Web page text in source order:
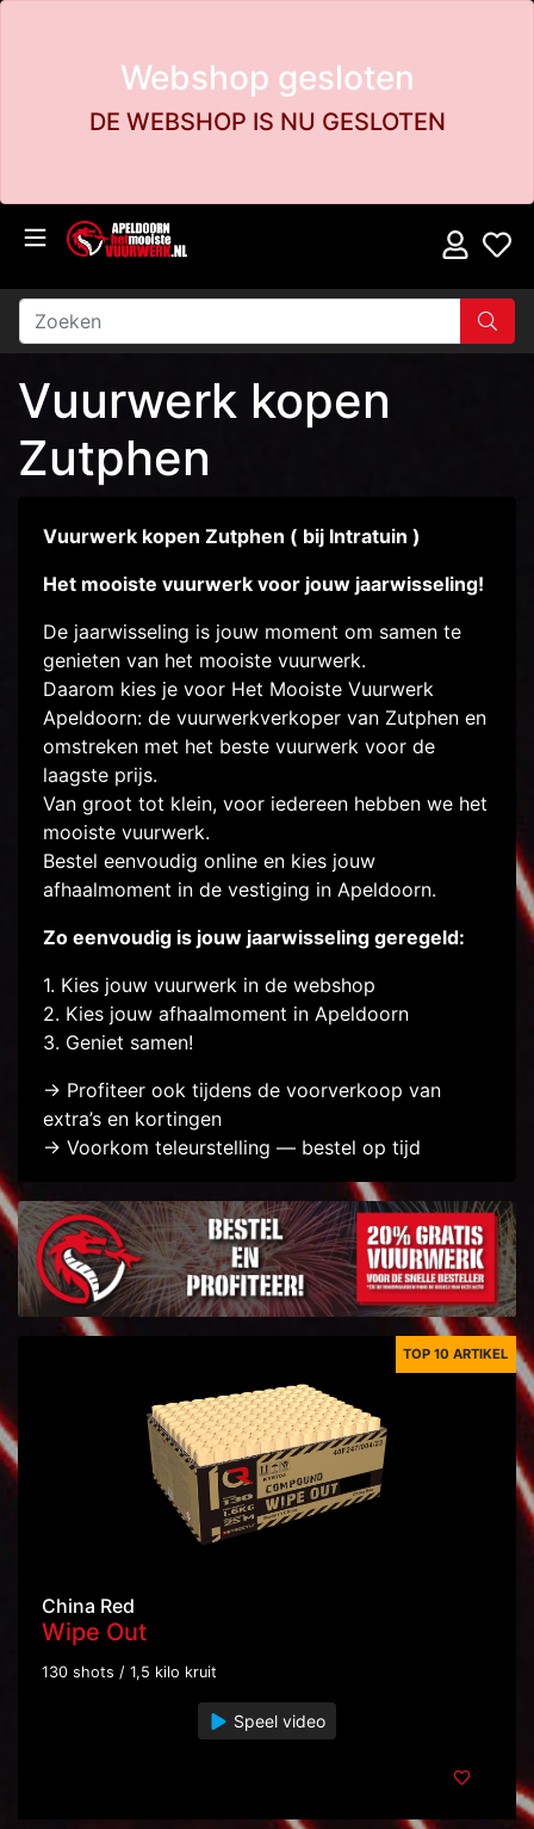
Webshop gesloten
DE WEBSHOP IS NU GESLOTEN
Vuurwerk kopen
Zutphen
Vuurwerk kopen Zutphen ( bij Intratuin )
Het mooiste vuurwerk voor jouw jaarwisseling!
De jaarwisseling is jouw moment om samen te
genieten van het mooiste vuurwerk.
Daarom kies je voor Het Mooiste Vuurwerk
Apeldoorn: de vuurwerkverkoper van Zutphen en
omstreken met het beste vuurwerk voor de
laagste prijs.
Van groot tot klein, voor iedereen hebben we het
mooiste vuurwerk.
Bestel eenvoudig online en kies jouw
afhaalmoment in de vestiging in Apeldoorn.
Zo eenvoudig is jouw jaarwisseling geregeld:
1. Kies jouw vuurwerk in de webshop
2. Kies jouw afhaalmoment in Apeldoorn
3. Geniet samen!
-> Profiteer ook tijdens de voorverkoop van
extra’s en kortingen
-> Voorkom teleurstelling — bestel op tijd
TOP 10 ARTIKEL
China Red
Wipe Out
130 shots / 1,5 kilo kruit
Speel video